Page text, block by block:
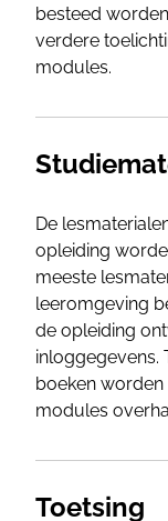
besteed
verdere
modules.
De
opleiding
meeste
leeromgeving
de opleiding
inloggegevens.
boeken
modules
Toetsing